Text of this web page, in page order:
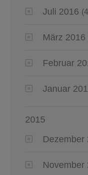
Juli 2016
März 2016
Februar
Januar
2015
Dezember
November